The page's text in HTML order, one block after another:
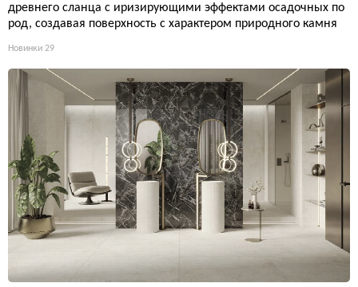
древнего сланца с иризирующими эффектами осадочных по
род, создавая поверхность с характером природного камня
Новинки 29